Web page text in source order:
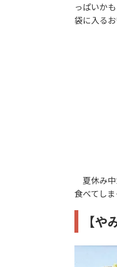
っぱいか
袋に入るお
夏休み中
食べてし
【